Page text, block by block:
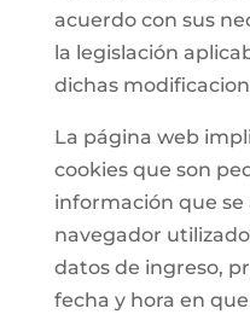
acuerdo con sus
la legislación
dichas
La página web
cookies que son
información que se
navegador
datos de ingreso,
fecha y hora en